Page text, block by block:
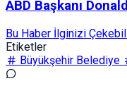
ABD Başkanı
Bu Haber İlginizi
Etiketler
Büyükşehir Belediye